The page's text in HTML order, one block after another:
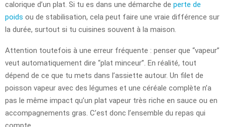
calorique d’un plat. Si tu es dans une démarche de perte de
poids ou de stabilisation, cela peut faire une vraie différence sur
la durée, surtout si tu cuisines souvent à la maison.
Attention toutefois à une erreur fréquente : penser que “vapeur”
veut automatiquement dire “plat minceur”. En réalité, tout
dépend de ce que tu mets dans l’assiette autour. Un filet de
poisson vapeur avec des légumes et une céréale complète n’a
pas le même impact qu’un plat vapeur très riche en sauce ou en
accompagnements gras. C’est donc l’ensemble du repas qui